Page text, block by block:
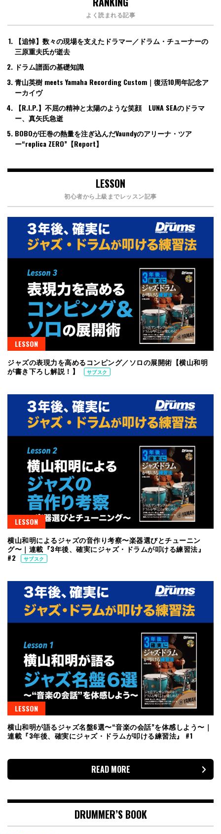
よく読まれる記事
【追悼】数々の現場を支えたドラマー／ドラム・チューナーの
三原重夫氏が逝去
ドラム譜面の基礎知識
青山英樹 meets Yamaha Recording Custom｜復活10周年記念ア
ーカイヴ
【R.I.P.】不屈の精神と太陽のような笑顔 LUNA SEAのドラマ
ー、真矢氏急逝
BOBOが圧巻の熱量を注ぎ込んだVaundyのアリーナ・ツア
ー“replica ZERO”【Report】
LESSON
初心者から上級までレッスン記事
LESSON
ジャズの表現力を高めるコンピング／ソロの展開術【横山和明
が書き下ろし解説！】
サブスク
LESSON
横山和明によるジャズの音作り考察〜楽器選びとチューニン
グ〜｜連載『3年後、確実にジャズ・ドラムが叩ける練習法』
#2
サブスク
LESSON
横山和明が語るジャズ名盤6選〜“音楽の会話”を体感しよう〜｜
連載『3年後、確実にジャズ・ドラムが叩ける練習法』 #1
READ MORE
DRUMMER’S BOOK